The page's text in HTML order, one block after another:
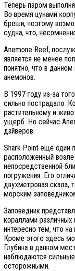
Теперь паром
Во время цунами
бреши, поэтому
судна, что,
Anemone Reef,
является не менее
понятно, что в
анемонов.
В 1997 году из-за
сильно пострадало.
растительному и
ущерб. Но сейчас
дайверов.
Shark Point еще один
расположенный возле
непосредственной
погружения. Его
двухметровая скала,
морским
Заповедник
кораллами различных
интересно тем, что
Кроме этого здесь
Глубина в данном
наблюдаются
осторожными.